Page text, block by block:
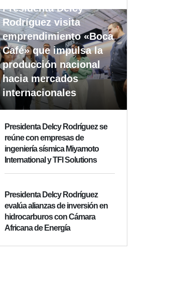
Presidenta Delcy
Rodríguez visita
emprendimiento «Boca
Café» que impulsa la
producción nacional
hacia mercados
internacionales
Presidenta Delcy Rodríguez se
reúne con empresas de
ingeniería sísmica Miyamoto
International y TFI Solutions
Presidenta Delcy Rodríguez
evalúa alianzas de inversión en
hidrocarburos con Cámara
Africana de Energía